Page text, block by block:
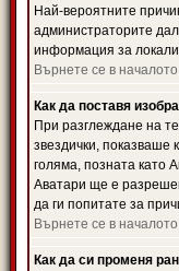
Най-вероятните
администраторите
информация за
Върнете се в началото
Как да поставя
При разглеждане на
звездички, показваше
голяма, позната като
Аватари ще е
да ги попитате за
Върнете се в началото
Как да си променя